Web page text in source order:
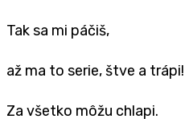
Tak sa mi páčiš,
až ma to serie, štve a trápi!
Za všetko môžu chlapi.